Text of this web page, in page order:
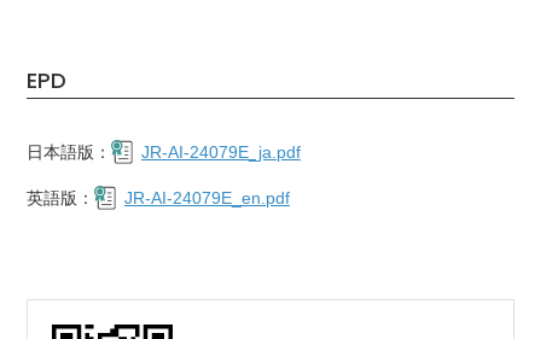
EPD
日本語版： JR-AI-24079E_ja.pdf
英語版： JR-AI-24079E_en.pdf